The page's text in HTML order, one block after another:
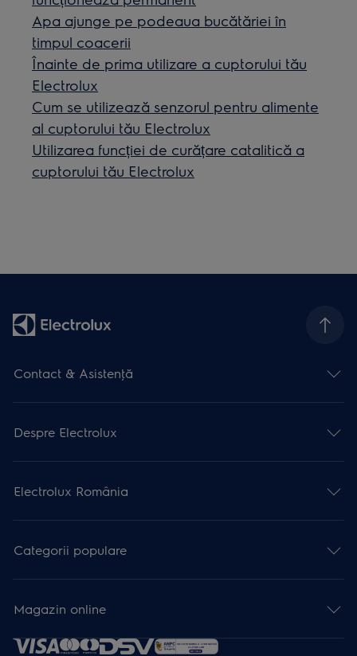
Apa ajunge pe podeaua bucătăriei în
timpul coacerii
Înainte de prima utilizare a cuptorului tău
Electrolux
Cum se utilizează senzorul pentru alimente
al cuptorului tău Electrolux
Utilizarea funcției de curățare catalitică a
cuptorului tău Electrolux
Contact & Asistenţă
Despre Electrolux
Electrolux România
Categorii populare
Magazin online